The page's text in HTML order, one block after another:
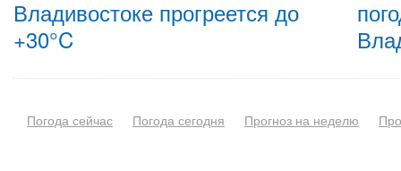
Владивостоке прогреется до
+30°C
Погода сейчас Погода сегодня Прогноз на неделю